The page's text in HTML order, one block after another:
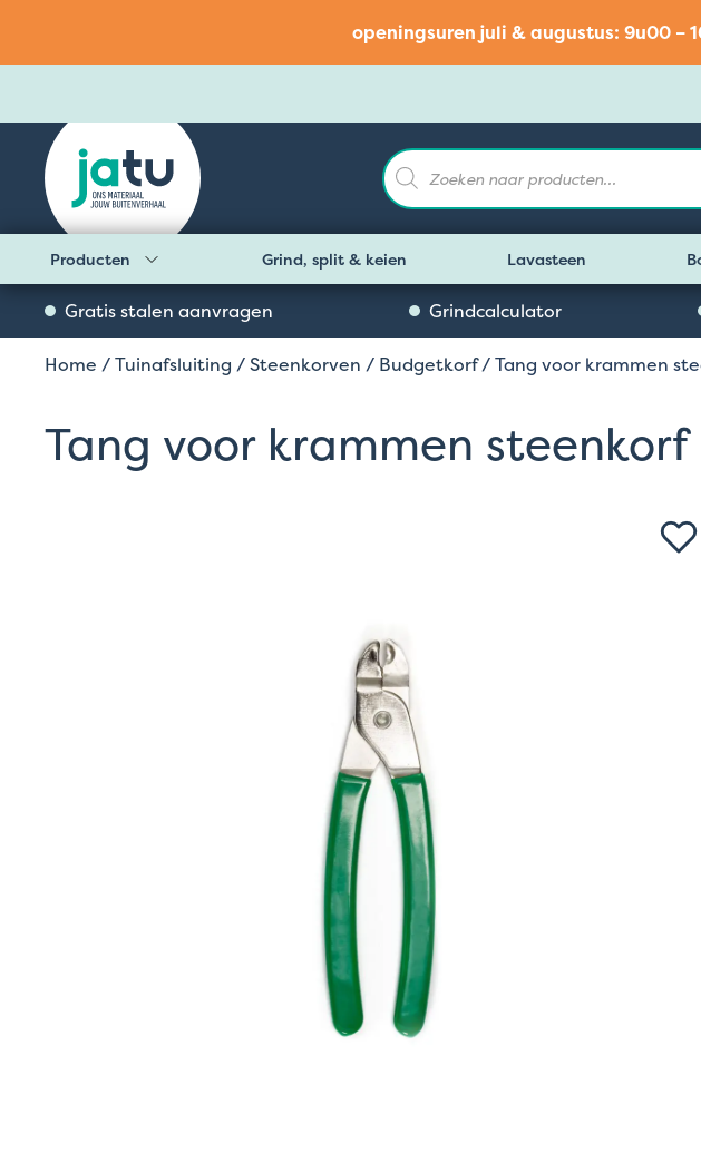
openingsuren juli & augustus: 9u00 –
Producten
zoeken
Producten Grind, split & keien Lavasteen
Gratis stalen aanvragen Grindcalculator
Home /Tuinafsluiting /Steenkorven / Budgetkorf/ Tang voor krammen
Tang voor krammen steenkorf